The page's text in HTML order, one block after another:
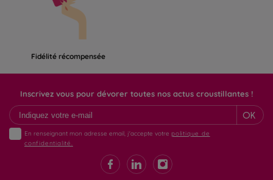
Fidélité récompensée
Inscrivez vous pour dévorer toutes nos actus croustillantes !
OK
En renseignant mon adresse email, j'accepte votre politique de
confidentialité.